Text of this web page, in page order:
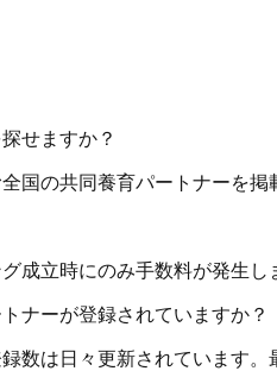
せますか？
国の共同養育パートナーを
成立時にのみ手数料が発生し
ナーが登録されていますか？
数は日々更新されています